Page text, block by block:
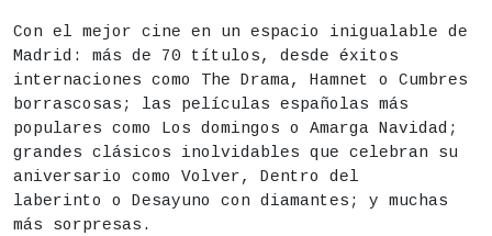
Con el mejor cine en un espacio inigualable de
Madrid: más de 70 títulos, desde éxitos
internaciones como The Drama, Hamnet o Cumbres
borrascosas; las películas españolas más
populares como Los domingos o Amarga Navidad;
grandes clásicos inolvidables que celebran su
aniversario como Volver, Dentro del
laberinto o Desayuno con diamantes; y muchas
más sorpresas.